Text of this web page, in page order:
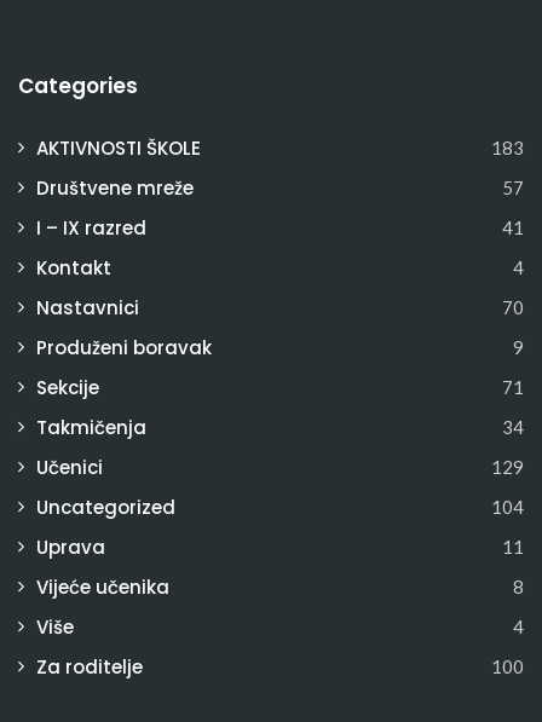
Categories
AKTIVNOSTI ŠKOLE 183
Društvene mreže 57
I – IX razred 41
Kontakt 4
Nastavnici 70
Produženi boravak 9
Sekcije 71
Takmičenja 34
Učenici 129
Uncategorized 104
Uprava 11
Vijeće učenika 8
Više 4
Za roditelje 100